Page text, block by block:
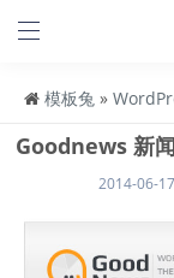
模板兔 »
Goodnews 新
2014-06-17